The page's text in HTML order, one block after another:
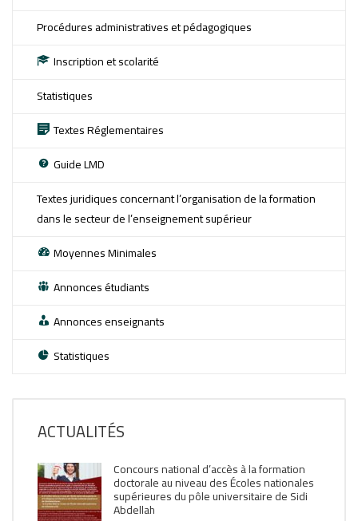
Procédures administratives et pédagogiques
Inscription et scolarité
Statistiques
Textes Réglementaires
Guide LMD
Textes juridiques concernant l’organisation de la formation
dans le secteur de l’enseignement supérieur
Moyennes Minimales
Annonces étudiants
Annonces enseignants
Statistiques
ACTUALITÉS
Concours national d’accès à la formation
doctorale au niveau des Écoles nationales
supérieures du pôle universitaire de Sidi
Abdellah